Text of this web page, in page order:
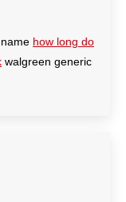
how long do
walgreen generic